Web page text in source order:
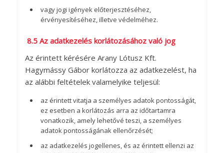
vagy jogi igények előterjesztéséhez,
érvényesítéséhez, illetve védelméhez.
8.5 Az adatkezelés korlátozásához való jog
Az érintett kérésére Arany Lótusz Kft.
Hagymássy Gábor korlátozza az adatkezelést, ha
az alábbi feltételek valamelyike teljesül:
az érintett vitatja a személyes adatok pontosságát,
ez esetben a korlátozás arra az időtartamra
vonatkozik, amely lehetővé teszi, a személyes
adatok pontosságának ellenőrzését;
az adatkezelés jogellenes, és az érintett ellenzi az